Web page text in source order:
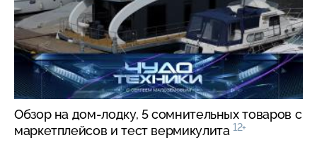
Обзор на дом-лодку, 5 сомнительных товаров с
маркетплейсов и тест вермикулита 12+